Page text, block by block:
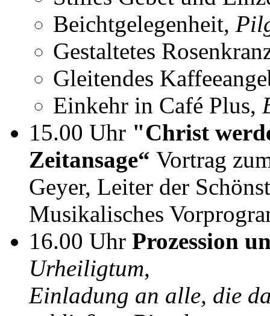
Beichtgelegenheit,
Gestaltetes
Gleitendes
Einkehr in Café Plus,
15.00 Uhr "Christ
Zeitansage“ Vortrag
Geyer, Leiter der
Musikalisches
16.00 Uhr Prozession
Urheiligtum,
Einladung an alle, die